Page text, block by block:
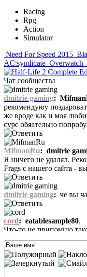
Racing
Rpg
Action
Simulator
Need For Speed 2015
AC:syndicate Overwatch
Чат сообщества
dmitrie gaming:
рекомендуюу
же вроде как и моя
сурс обяательно
MifmanRu: dmitrie
Я ничего не удалял.
Frags с нашего сайта -
dmitrie gaming: че вы
cord: eatablesample80,
Что-то не припомню
тоже. Есть только одна
Hilary Duff and Her Baby.
На сайте нет онлайн
актриса